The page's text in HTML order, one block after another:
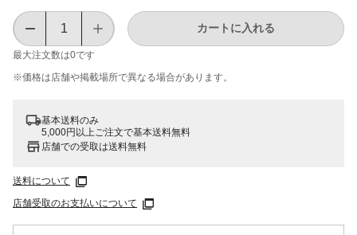
最大注文数は0です
カートに入れる
※価格は​店舗や​掲載場所で​異なる​場合が​あります。
基本送料のみ
5,000円以上ご注文で基本送料無料
店舗での受取は送料無料
送料について
店舗受取のお支払いについて